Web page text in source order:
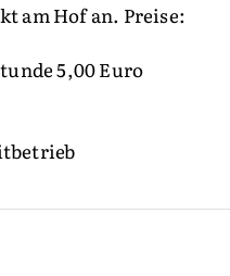
am Hof an. Preise:
5,00 Euro